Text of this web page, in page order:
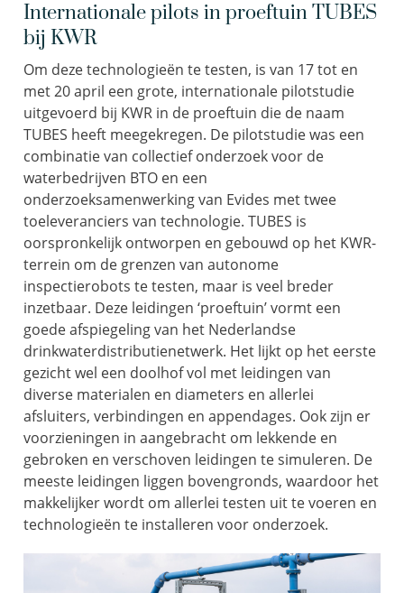
Internationale pilots in proeftuin TUBES
bij KWR
Om deze technologieën te testen, is van 17 tot en
met 20 april een grote, internationale pilotstudie
uitgevoerd bij KWR in de proeftuin die de naam
TUBES heeft meegekregen. De pilotstudie was een
combinatie van collectief onderzoek voor de
waterbedrijven BTO en een
onderzoeksamenwerking van Evides met twee
toeleveranciers van technologie. TUBES is
oorspronkelijk ontworpen en gebouwd op het KWR-
terrein om de grenzen van autonome
inspectierobots te testen, maar is veel breder
inzetbaar. Deze leidingen ‘proeftuin’ vormt een
goede afspiegeling van het Nederlandse
drinkwaterdistributienetwerk. Het lijkt op het eerste
gezicht wel een doolhof vol met leidingen van
diverse materialen en diameters en allerlei
afsluiters, verbindingen en appendages. Ook zijn er
voorzieningen in aangebracht om lekkende en
gebroken en verschoven leidingen te simuleren. De
meeste leidingen liggen bovengronds, waardoor het
makkelijker wordt om allerlei testen uit te voeren en
technologieën te installeren voor onderzoek.